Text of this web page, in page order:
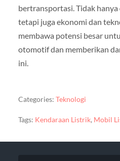
bertransportasi. Tidak
tetapi juga ekonomi dan
membawa potensi besar
otomotif dan memberikan
ini.
Categories: Teknologi
Tags: Kendaraan Listrik, Mobil